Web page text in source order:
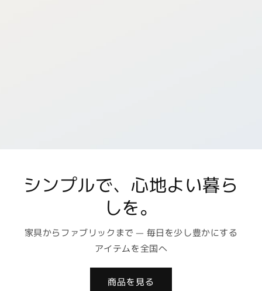
シンプルで、心地よい暮ら
しを。
家具からファブリックまで — 毎日を少し豊かにする
アイテムを全国へ
商品を見る